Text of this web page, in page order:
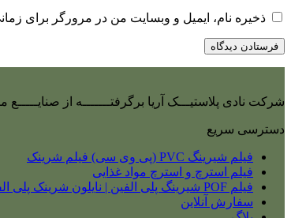
ذخیره نام، ایمیل و وبسایت من در مرورگر برای
شرکت نادی‌ پلاستیـــک آریا برگرفتـــــــه از
دسترسی سریع
فیلم شیرینگ PVC (پی وی سی) فیلم شرینک
فیلم استرچ و استرچ مواد غذایی
فیلم POF شیرینگ پلی الفین | نایلون شرینک پلی الفین
سفارش آنلاین